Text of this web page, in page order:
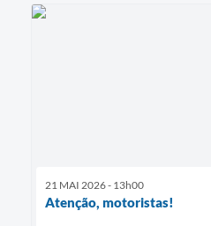
21 MAI 2026 - 13h00
Atenção, motoristas!